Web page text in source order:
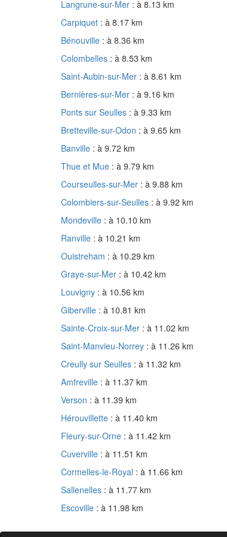
Langrune-sur-Mer : à 8.13 km
Carpiquet : à 8.17 km
Bénouville : à 8.36 km
Colombelles : à 8.53 km
Saint-Aubin-sur-Mer : à 8.61 km
Bernières-sur-Mer : à 9.16 km
Ponts sur Seulles : à 9.33 km
Bretteville-sur-Odon : à 9.65 km
Banville : à 9.72 km
Thue et Mue : à 9.79 km
Courseulles-sur-Mer : à 9.88 km
Colombiers-sur-Seulles : à 9.92 km
Mondeville : à 10.10 km
Ranville : à 10.21 km
Ouistreham : à 10.29 km
Graye-sur-Mer : à 10.42 km
Louvigny : à 10.56 km
Giberville : à 10.81 km
Sainte-Croix-sur-Mer : à 11.02 km
Saint-Manvieu-Norrey : à 11.26 km
Creully sur Seulles : à 11.32 km
Amfreville : à 11.37 km
Verson : à 11.39 km
Hérouvillette : à 11.40 km
Fleury-sur-Orne : à 11.42 km
Cuverville : à 11.51 km
Cormelles-le-Royal : à 11.66 km
Sallenelles : à 11.77 km
Escoville : à 11.98 km